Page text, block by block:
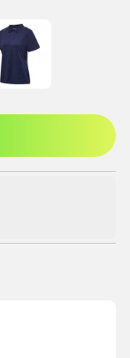
te melden als lid